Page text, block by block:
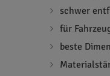
schwer
für
beste